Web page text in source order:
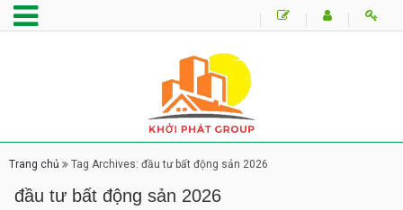
Trang chủ Tag Archives: đầu tư bất động sản 2026
đầu tư bất động sản 2026